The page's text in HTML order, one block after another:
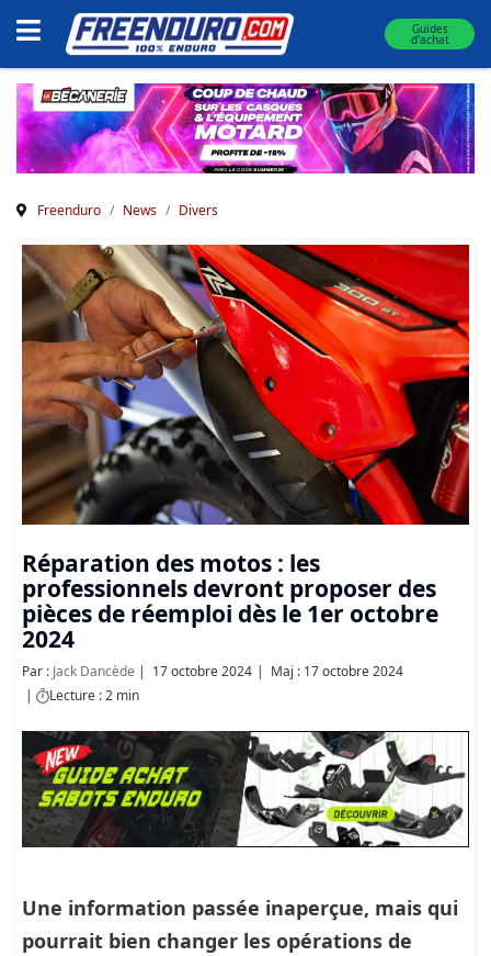
Guides
d'achat
Freenduro News Divers
Réparation des motos : les
professionnels devront proposer des
pièces de réemploi dès le 1er octobre
2024
Par : Jack Dancède 17 octobre 2024
Maj : 17 octobre 2024
Lecture : 2 min
Une information passée inaperçue, mais qui
pourrait bien changer les opérations de